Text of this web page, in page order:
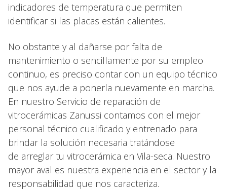
indicadores de temperatura que permiten
identificar si las placas están calientes.
No obstante y al dañarse por falta de
mantenimiento o sencillamente por su empleo
continuo, es preciso contar con un equipo técnico
que nos ayude a ponerla nuevamente en marcha.
En nuestro Servicio de reparación de
vitrocerámicas Zanussi contamos con el mejor
personal técnico cualificado y entrenado para
brindar la solución necesaria tratándose
de arreglar tu vitrocerámica en Vila-seca. Nuestro
mayor aval es nuestra experiencia en el sector y la
responsabilidad que nos caracteriza.